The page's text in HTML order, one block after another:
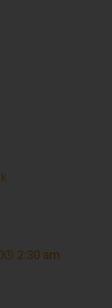
2:30 am